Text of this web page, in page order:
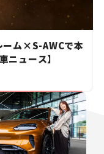
ーム×S-AWCで本
ニュース】